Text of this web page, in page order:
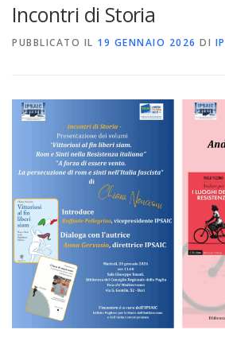
AMMINISTRAZIONE TRASPARENTE
Incontri di Storia
PUBBLICATO IL 19 GENNAIO 2026 DI